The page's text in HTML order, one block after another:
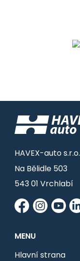
HAVEX-auto s.r.o.
Na Bělidle 503
543 01 Vrchlabí
MENU
Hlavní strana